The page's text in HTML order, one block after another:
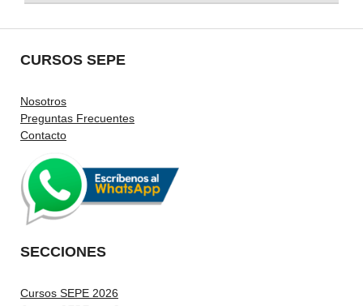
CURSOS SEPE
Nosotros
Preguntas Frecuentes
Contacto
SECCIONES
Cursos SEPE 2026